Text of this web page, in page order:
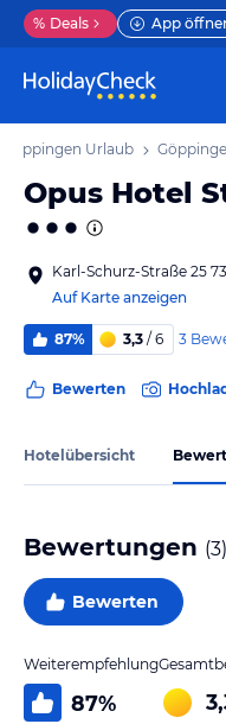
% Deals App
Göppingen Urlaub
Opus Hotel
Karl-Schurz-Straße 25
Auf Karte anzeigen
87% 3,3 / 6 3
Bewerten
Hotelübersicht
Bewertungen (3)
Bewerten
Weiterempfehlung
87%